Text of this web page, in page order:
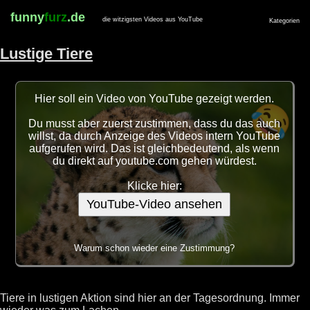
funnyfurz.de die witzigsten Videos aus YouTube Kategorien
Lustige Tiere
Hier soll ein Video von YouTube gezeigt werden.
Du musst aber zuerst zustimmen, dass du das auch
willst, da durch Anzeige des Videos intern YouTube
aufgerufen wird. Das ist gleichbedeutend, als wenn
du direkt auf youtube.com gehen würdest.
Klicke hier:
YouTube-Video ansehen
Warum schon wieder eine Zustimmung?
Tiere in lustigen Aktion sind hier an der Tagesordnung. Immer